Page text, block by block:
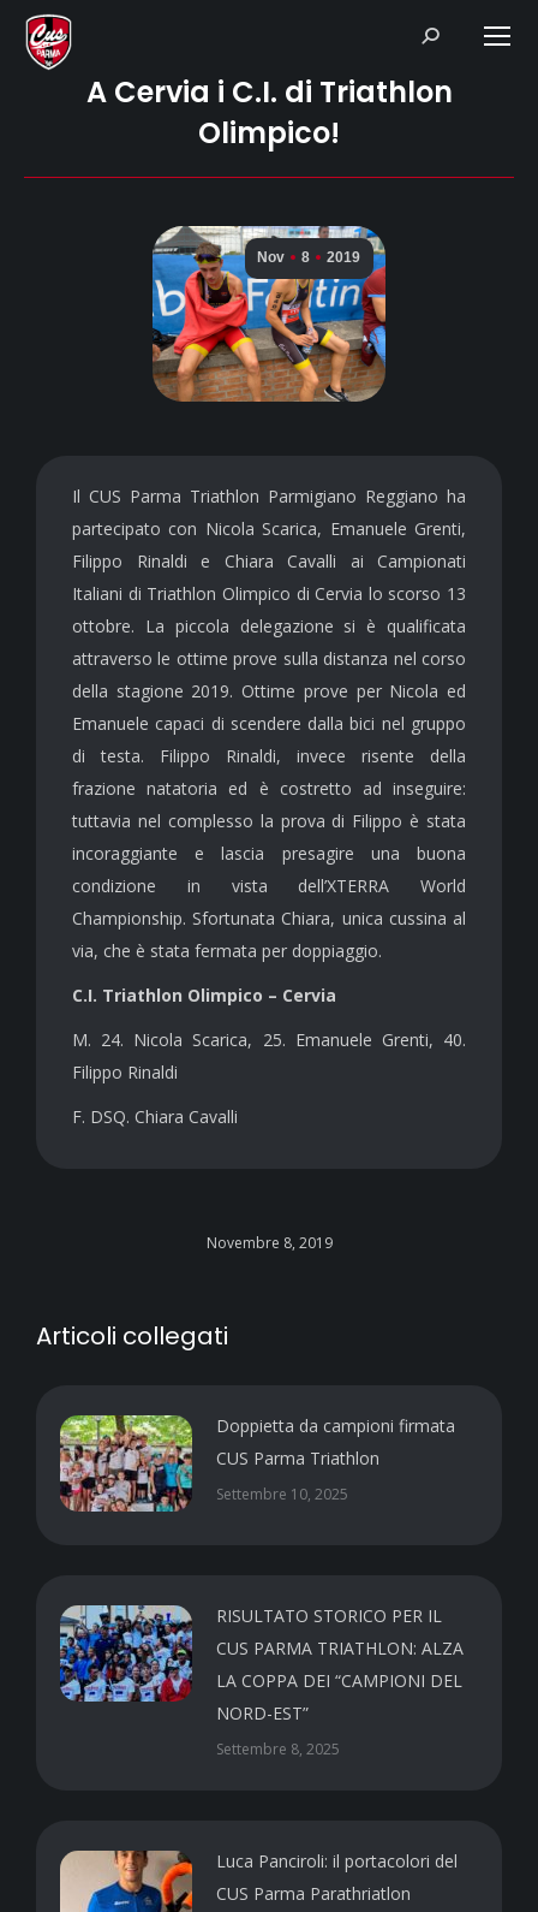
Search:
A Cervia i C.I. di Triathlon
Olimpico!
Nov 8 2019
Il CUS Parma Triathlon Parmigiano Reggiano ha
partecipato con Nicola Scarica, Emanuele Grenti,
Filippo Rinaldi e Chiara Cavalli ai Campionati
Italiani di Triathlon Olimpico di Cervia lo scorso 13
ottobre. La piccola delegazione si è qualificata
attraverso le ottime prove sulla distanza nel corso
della stagione 2019. Ottime prove per Nicola ed
Emanuele capaci di scendere dalla bici nel gruppo
di testa. Filippo Rinaldi, invece risente della
frazione natatoria ed è costretto ad inseguire:
tuttavia nel complesso la prova di Filippo è stata
incoraggiante e lascia presagire una buona
condizione in vista dell’XTERRA World
Championship. Sfortunata Chiara, unica cussina al
via, che è stata fermata per doppiaggio.
C.I. Triathlon Olimpico – Cervia
M. 24. Nicola Scarica, 25. Emanuele Grenti, 40.
Filippo Rinaldi
F. DSQ. Chiara Cavalli
Novembre 8, 2019
Articoli collegati
Doppietta da campioni firmata
CUS Parma Triathlon
Settembre 10, 2025
RISULTATO STORICO PER IL
CUS PARMA TRIATHLON: ALZA
LA COPPA DEI “CAMPIONI DEL
NORD-EST”
Settembre 8, 2025
Luca Panciroli: il portacolori del
CUS Parma Parathriatlon